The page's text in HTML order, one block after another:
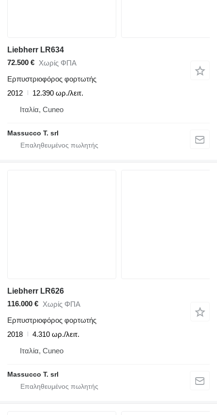
Liebherr LR634
72.500 € Χωρίς ΦΠΑ
Ερπυστριοφόρος φορτωτής
2012
12.390 ωρ./λειτ.
Ιταλία, Cuneo
Massucco T. srl
Liebherr LR626
116.000 € Χωρίς ΦΠΑ
Ερπυστριοφόρος φορτωτής
2018
4.310 ωρ./λειτ.
Ιταλία, Cuneo
Massucco T. srl